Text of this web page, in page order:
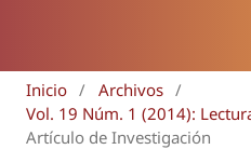
Inicio / Archivos /
Vol. 19 Núm. 1 (2014):
Artículo de Investigación